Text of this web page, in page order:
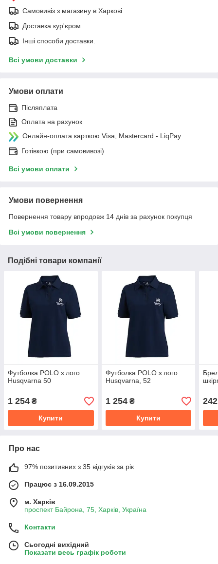
Самовивіз з магазину в Харкові
Доставка кур'єром
Інші способи доставки.
Всі умови доставки
Умови оплати
Післяплата
Оплата на рахунок
Онлайн-оплата карткою Visa, Mastercard - LiqPay
Готівкою (при самовивозі)
Всі умови оплати
Умови повернення
Повернення товару впродовж 14 днів за рахунок покупця
Всі умови повернення
Подібні товари компанії
Футболка POLO з лого
Нusqvarna 50
1 254 ₴
Купити
Футболка POLO з лого
Нusqvarna, 52
1 254₴
Купити
242
Про нас
97% позитивних з 35 відгуків за рік
Працює з 16.09.2015
м. Харків
проспект Байрона, 75, Харків, Україна
Контакти
Сьогодні вихідний
Показати весь графік роботи